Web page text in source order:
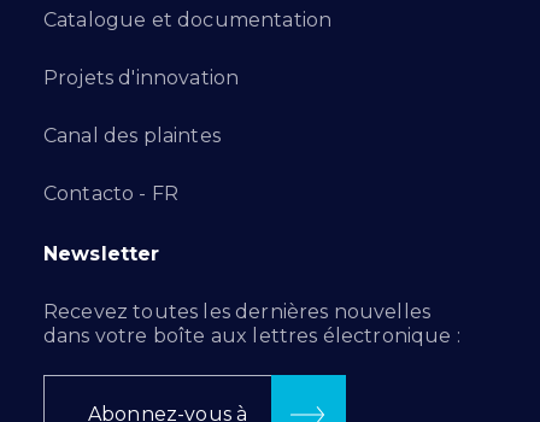
Catalogue et documentation
Projets d'innovation
Canal des plaintes
Contacto - FR
Newsletter
Recevez toutes les dernières nouvelles
dans votre boîte aux lettres électronique :
Abonnez-vous à